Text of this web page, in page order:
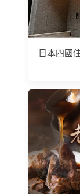
日本四國